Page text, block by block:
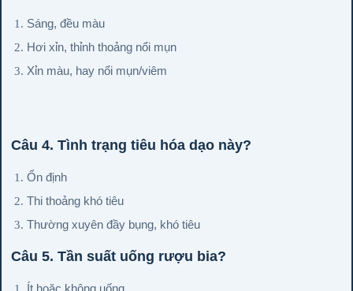
Sáng, đều màu
Hơi xỉn, thỉnh thoảng nổi mụn
Xỉn màu, hay nổi mụn/viêm
Câu 4. Tình trạng tiêu hóa dạo này?
Ổn định
Thi thoảng khó tiêu
Thường xuyên đầy bụng, khó tiêu
Câu 5. Tần suất uống rượu bia?
Ít hoặc không uống